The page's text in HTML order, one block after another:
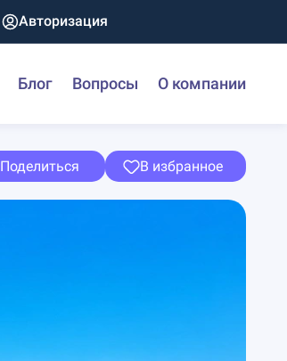
Авторизация
Блог Вопросы О компании
Поделиться В избранное